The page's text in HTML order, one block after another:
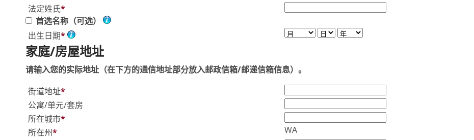
法定姓氏*
首选名称（可选）
出生日期*
家庭/房屋地址
请输入您的实际地址（在下方的通信地址部分放入邮政信箱/邮递信箱信息）。
街道地址*
公寓/单元/套房
所在城市*
所在州*
WA